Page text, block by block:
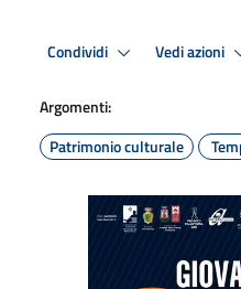
Condividi Vedi azioni
Argomenti:
Patrimonio culturale